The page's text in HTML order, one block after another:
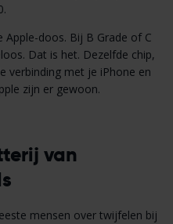
doos. Bij B Grade of C
Dat is het. Dezelfde chip,
verbinding met je iPhone en
zijn er gewoon.
van
mensen over twijfelen bij